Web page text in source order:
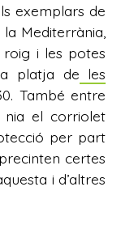
exemplars de
Mediterrània,
i les potes
platja de les
També entre
nia el corriolet
per part
certes
i d’altres